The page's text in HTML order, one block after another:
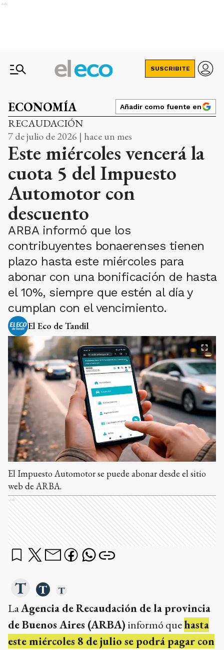
Ads
SUSCRIBITE
ECONOMÍA Añadir como fuente en
RECAUDACIÓN
7 de julio de 2026 | hace un mes
Este miércoles vencerá la
cuota 5 del Impuesto
Automotor con
descuento
ARBA informó que los
contribuyentes bonaerenses tienen
plazo hasta este miércoles para
abonar con una bonificación de hasta
el 10%, siempre que estén al día y
cumplan con el vencimiento.
El Eco de Tandil
El Impuesto Automotor se puede abonar desde el sitio
web de ARBA.
Ads
LaAgencia de Recaudación de la provincia
de Buenos Aires (ARBA) informó quehasta
este miércoles 8 de julio se podrá pagar con